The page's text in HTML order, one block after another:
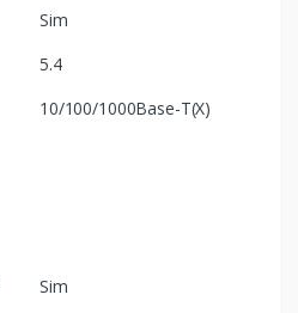
Sim
5.4
10/100/1000Base-T(X)
Sim